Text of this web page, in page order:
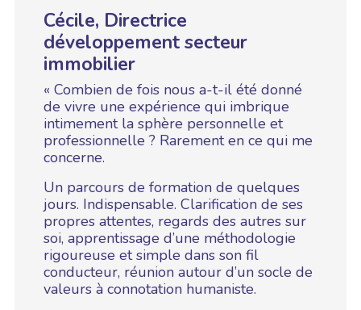
Cécile, Directrice
développement secteur
immobilier
« Combien de fois nous a-t-il été donné
de vivre une expérience qui imbrique
intimement la sphère personnelle et
professionnelle ? Rarement en ce qui me
concerne.
Un parcours de formation de quelques
jours. Indispensable. Clarification de ses
propres attentes, regards des autres sur
soi, apprentissage d’une méthodologie
rigoureuse et simple dans son fil
conducteur, réunion autour d’un socle de
valeurs à connotation humaniste.